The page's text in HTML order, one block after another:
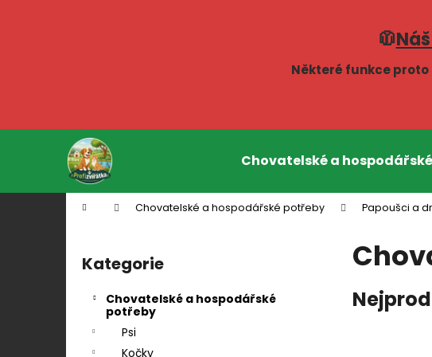
🧥
Některé funkce
Chovatelské a
Domů Chovatelské a hospodářské potřeby Papoušci a
Přeskočit
kategorie
Kategorie
Chovatelské a hospodářské
potřeby
Psi
Kočky
Co